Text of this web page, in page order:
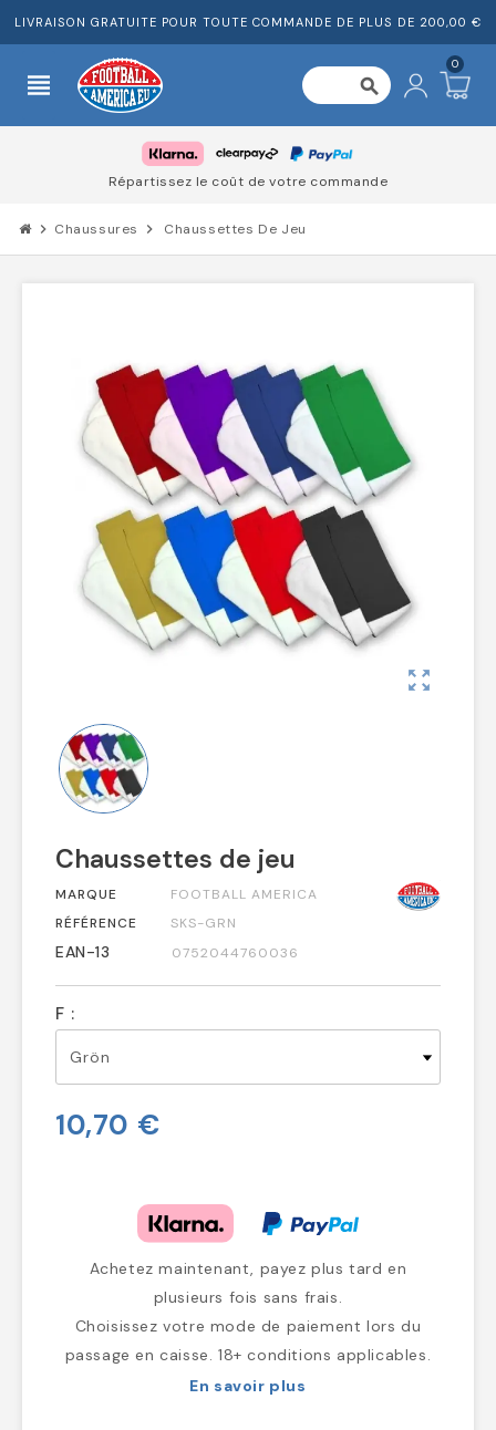
LIVRAISON GRATUITE POUR TOUTE COMMANDE DE PLUS DE 200,00 €
view_headline search
0
Répartissez le coût de votre commande
chevron_right Chaussures chevron_right Chaussettes De Jeu
zoom_out_map
Chaussettes de jeu
MARQUE
FOOTBALL AMERICA
RÉFÉRENCE
SKS-GRN
EAN-13 0752044760036
F :
10,70 €
Achetez maintenant, payez plus tard en
plusieurs fois sans frais.
Choisissez votre mode de paiement lors du
passage en caisse. 18+ conditions applicables.
En savoir plus